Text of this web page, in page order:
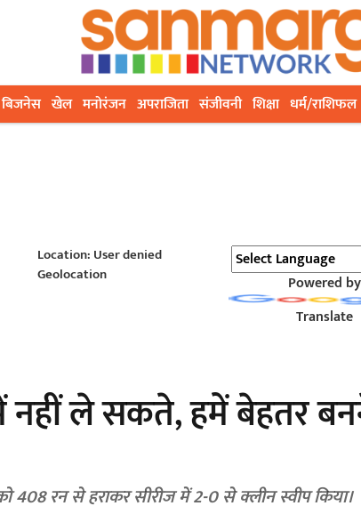
बिजनेस खेल मनोरंजन अपराजिता संजीवनी शिक्षा धर्म/राशिफल
Location: User denied
Geolocation
Powered by
Translate
ले सकते, हमें बेहतर
408 रन से हराकर सीरीज में 2-0 से क्लीन स्वीप किया।